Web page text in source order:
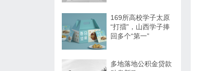
169所高校学子太原
“打擂”，山西学子捧
回多个“第一”
多地落地公积金贷款